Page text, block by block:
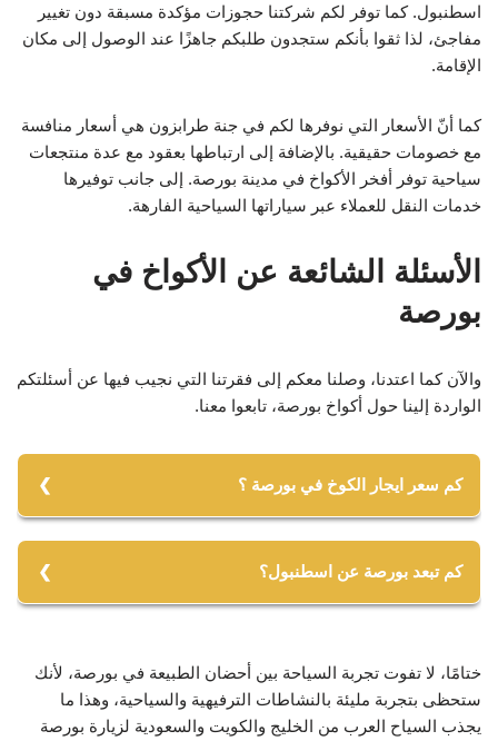
اسطنبول. كما توفر لكم شركتنا حجوزات مؤكدة مسبقة دون تغيير
مفاجئ، لذا ثقوا بأنكم ستجدون طلبكم جاهزًا عند الوصول إلى مكان
الإقامة.
كما أنّ الأسعار التي نوفرها لكم في جنة طرابزون هي أسعار منافسة
مع خصومات حقيقية. بالإضافة إلى ارتباطها بعقود مع عدة منتجعات
سياحية توفر أفخر الأكواخ في مدينة بورصة. إلى جانب توفيرها
خدمات النقل للعملاء عبر سياراتها السياحية الفارهة.
الأسئلة الشائعة عن الأكواخ في
بورصة
والآن كما اعتدنا، وصلنا معكم إلى فقرتنا التي نجيب فيها عن أسئلتكم
الواردة إلينا حول أكواخ بورصة، تابعوا معنا.
كم سعر ايجار الكوخ في بورصة ؟
الحجز، حيث ترتفع الأسعار أكثر في ذروة موسم السياحة.
كم تبعد بورصة عن اسطنبول؟
كالتالي:
رحلة السيارة والتي تستغرق حوالي ساعتين ونصف.
ختامًا، لا تفوت تجربة السياحة بين أحضان الطبيعة في بورصة، لأنك
ستحظى بتجربة مليئة بالنشاطات الترفيهية والسياحية، وهذا ما
يجذب السياح العرب من الخليج والكويت والسعودية لزيارة بورصة